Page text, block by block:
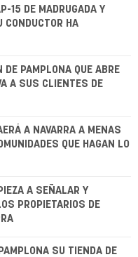
15 DE MADRUGADA Y
HA
DE PAMPLONA QUE ABRE
A SUS CLIENTES DE
A NAVARRA A MENAS
QUE HAGAN LO
A SEÑALAR Y
PROPIETARIOS DE
SU TIENDA DE